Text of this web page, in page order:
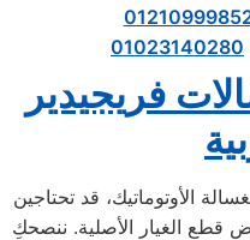
01023140280
فريجيدير
الأوتوماتيك، قد تحتاجين
قطع الغيار الأصلية. ننصحكِ